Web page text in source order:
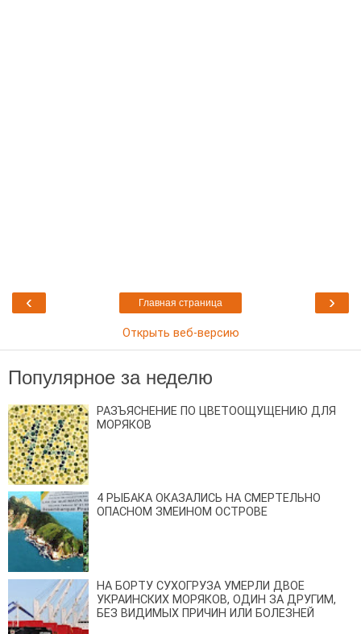
‹ ›
Главная страница
Открыть веб-версию
Популярное за неделю
РАЗЪЯСНЕНИЕ ПО ЦВЕТООЩУЩЕНИЮ ДЛЯ
МОРЯКОВ
4 РЫБАКА ОКАЗАЛИСЬ НА СМЕРТЕЛЬНО
ОПАСНОМ ЗМЕИНОМ ОСТРОВЕ
НА БОРТУ СУХОГРУЗА УМЕРЛИ ДВОЕ
УКРАИНСКИХ МОРЯКОВ, ОДИН ЗА ДРУГИМ,
БЕЗ ВИДИМЫХ ПРИЧИН ИЛИ БОЛЕЗНЕЙ